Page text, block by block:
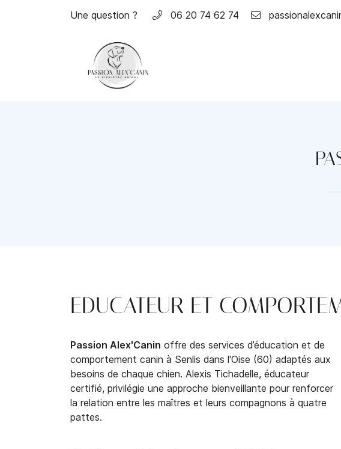
Une question ? 06 20 74 62 74
Rafraîchir le captcha
commerciales à l'adresse email indiqué ci-dessus. Vous pouvez vous désinscrire
Inscription
EDUCATEUR ET
Passion Alex'Canin offre des services d’éducation et de
comportement canin à Senlis dans l'Oise (60) adaptés aux
besoins de chaque chien. Alexis Tichadelle, éducateur
certifié, privilégie une approche bienveillante pour renforcer
la relation entre les maîtres et leurs compagnons à quatre
pattes.